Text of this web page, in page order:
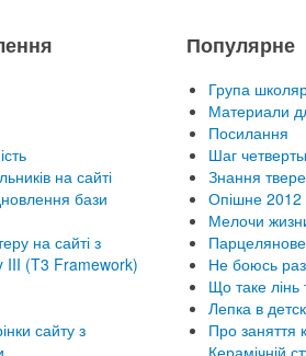
на сайті
бази
на сайті з
(T3 Framework)
сайту з
Популярне
Група
Материали
Посилання
Шаг
Знання
Опішне 2012
Мелочи
Не боюсь
Що таке лінь
Лепка в
Про заняття
Керамічній